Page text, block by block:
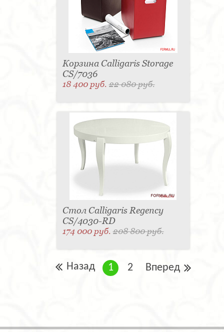
Корзина Calligaris Storage
CS/7036
18 400 руб.22 080 руб.
Стол Calligaris Regency
CS/4030-RD
174 000 руб.208 800 руб.
Назад 1 2 Вперед